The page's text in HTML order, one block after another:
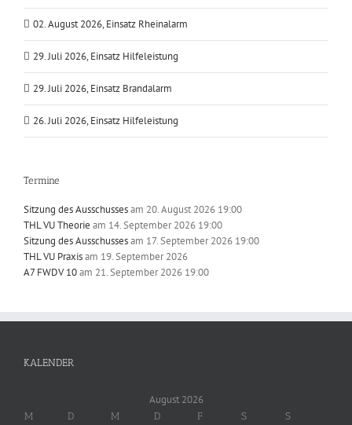
02. August 2026, Einsatz Rheinalarm
29. Juli 2026, Einsatz Hilfeleistung
29. Juli 2026, Einsatz Brandalarm
26. Juli 2026, Einsatz Hilfeleistung
Termine
Sitzung des Ausschussesam 20. August 2026 19:00
THL VU Theorie am 14. September 2026 19:00
Sitzung des Ausschussesam 17. September 2026 19:00
THL VU Praxisam 19. September 2026
A7 FWDV 10am 21. September 2026 19:00
KALENDER
August 2026
M D M D F S S